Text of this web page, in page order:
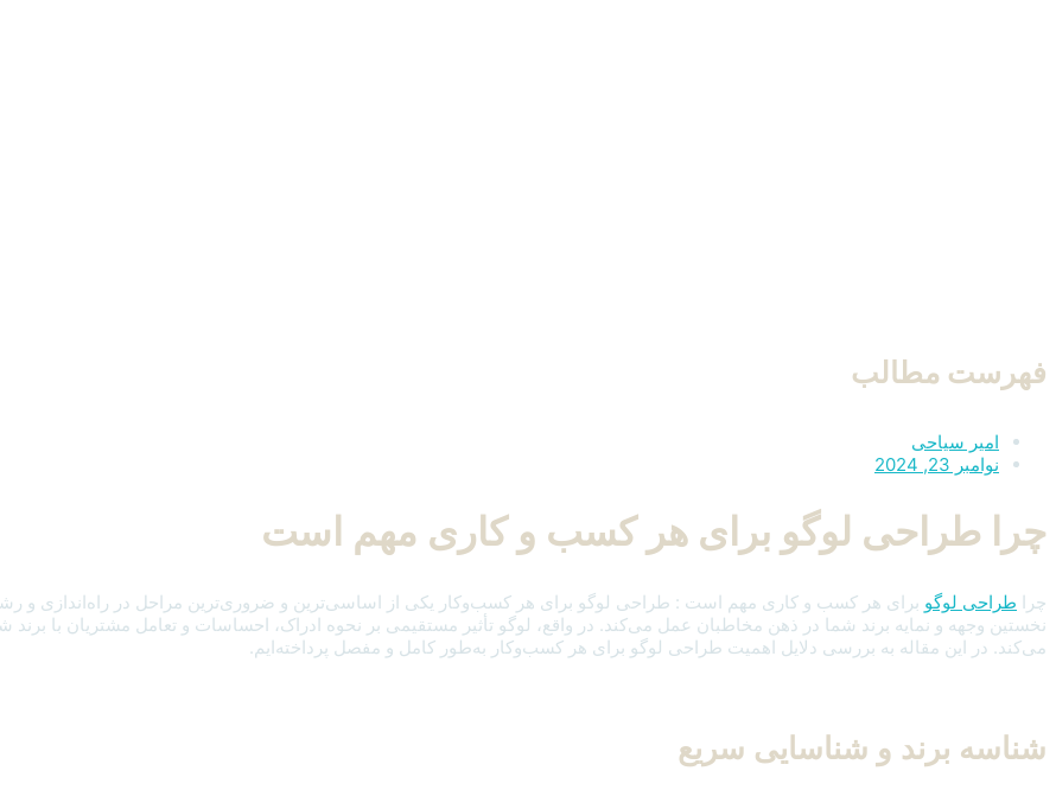
فهرست مطالب
امیر سیاحی
نوامبر 23, 2024
چرا طراحی لوگو برای هر کسب و کاری مهم است
چرا طراحی لوگو برای هر کسب و کاری مهم است : طراحی لوگو برای هر کسب‌وکار یکی از اساسی‌ترین و ضروری‌ترین مراحل در راه‌اندازی و رشد
نخستین وجهه و نمایه برند شما در ذهن مخاطبان عمل می‌کند. در واقع، لوگو تأثیر مستقیمی بر نحوه ادراک، احساسات و تعامل مشتریان با
می‌کند. در این مقاله به بررسی دلایل اهمیت طراحی لوگو برای هر کسب‌وکار به‌طور کامل و مفصل پرداخته‌ایم.
شناسه برند و شناسایی سریع